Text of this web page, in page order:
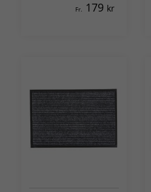
Fr. 179 kr